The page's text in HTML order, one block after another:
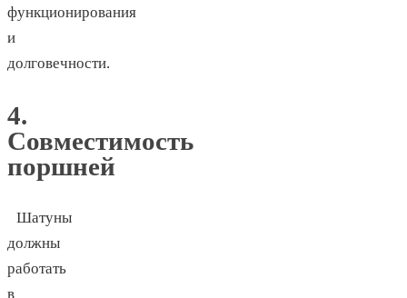
функционирования
и
долговечности.
4.
Совместимость
поршней
Шатуны
должны
работать
в